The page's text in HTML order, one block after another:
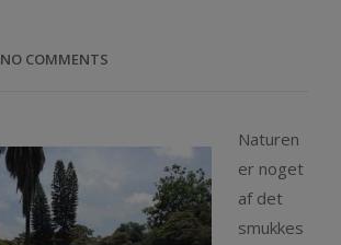
NO COMMENTS
Naturen
er noget
af det
smukkes